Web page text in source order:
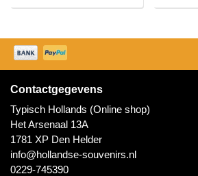
Contactgegevens
Typisch Hollands (Online shop)
Het Arsenaal 13A
1781 XP Den Helder
info@hollandse-souvenirs.nl
0229-745390